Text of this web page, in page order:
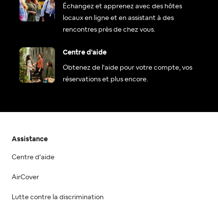
Échangez et apprenez avec des hôtes
locaux en ligne et en assistant à des
rencontres près de chez vous.
Centre d'aide
Obtenez de l'aide pour votre compte, vos
réservations et plus encore.
Assistance
Centre d'aide
AirCover
Lutte contre la discrimination